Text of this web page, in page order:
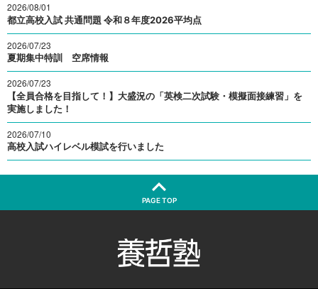
2026/08/01
都立高校入試 共通問題 令和８年度2026平均点
2026/07/23
夏期集中特訓 空席情報
2026/07/23
【全員合格を目指して！】大盛況の「英検二次試験・模擬面接練習」を
実施しました！
2026/07/10
高校入試ハイレベル模試を行いました
PAGE TOP